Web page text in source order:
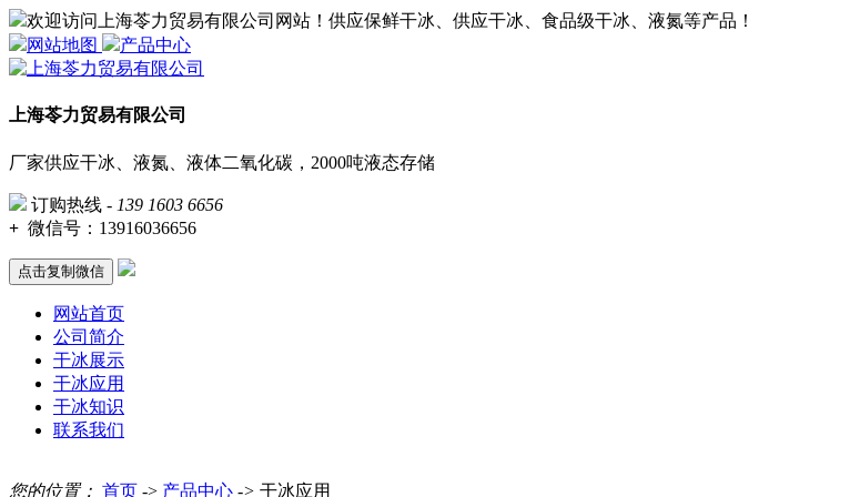
欢迎访问上海苓力贸易有限公司网站！供应保鲜干冰、供应干冰、食品级干冰、液氮等产品！
网站地图
产品中心
上海苓力贸易有限公司
厂家供应干冰、液氮、液体二氧化碳，2000吨液态存储
订购热线 - 139 1603 6656
+ 微信号： 13916036656
点击复制微信
网站首页
公司简介
干冰展示
干冰应用
干冰知识
联系我们
您的位置： 首页 -> 产品中心 -> 干冰应用